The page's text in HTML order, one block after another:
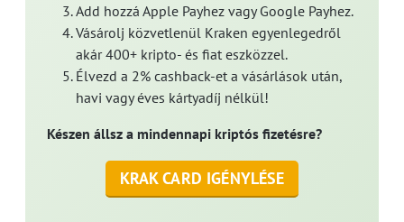
Add hozzá Apple Payhez vagy Google Payhez.
Vásárolj közvetlenül Kraken egyenlegedről
akár 400+ kripto- és fiat eszközzel.
Élvezd a 2% cashback-et a vásárlások után,
havi vagy éves kártyadíj nélkül!
Készen állsz a mindennapi kriptós fizetésre?
KRAK CARD IGÉNYLÉSE